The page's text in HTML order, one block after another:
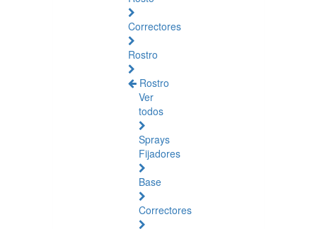
Correctores
Rostro
Rostro
Ver
todos
Sprays
Fijadores
Base
Correctores